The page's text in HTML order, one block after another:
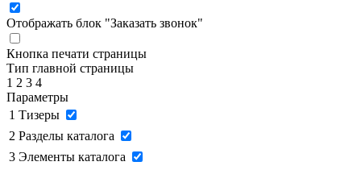
Отображать блок "Заказать звонок"
Кнопка печати страницы
Тип главной страницы
1 2 3 4
Параметры
1 Тизеры
2 Разделы каталога
3 Элементы каталога